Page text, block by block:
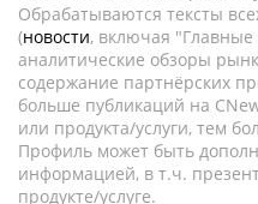
Обрабатываются тексты
(новости, включая "Главные
аналитические обзоры
содержание партнёрских
больше публикаций на
или продукта/услуги, тем
Профиль может быть
информацией, в т.ч.
продукте/услуге.